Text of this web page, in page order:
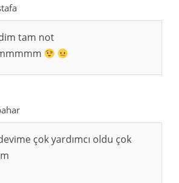
tam not
çok yardımcı oldu çok